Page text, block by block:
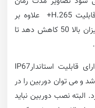
بیشتری روی هارد ذخیره گردد از قابلیت H.265+ علاوه بر
فضای هارد پهنای باند شبکه را به میزان بالا 50 کاهش دهد تا
دوربین IPC-HFW2230SP-S-S2 دارای قابلیت استاندارIP67
و می توان دوربین را در
نصب دوربین نباید